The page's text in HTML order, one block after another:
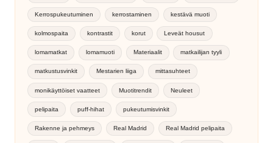
Kerrospukeutuminen kerrostaminen kestävä muoti
kolmospaita kontrastit korut Leveät housut
lomamatkat lomamuoti Materiaalit matkailijan tyyli
matkustusvinkit Mestarien liiga mittasuhteet
monikäyttöiset vaatteet Muotitrendit Neuleet
pelipaita puff-hihat pukeutumisvinkit
Rakenne ja pehmeys Real Madrid Real Madrid pelipaita